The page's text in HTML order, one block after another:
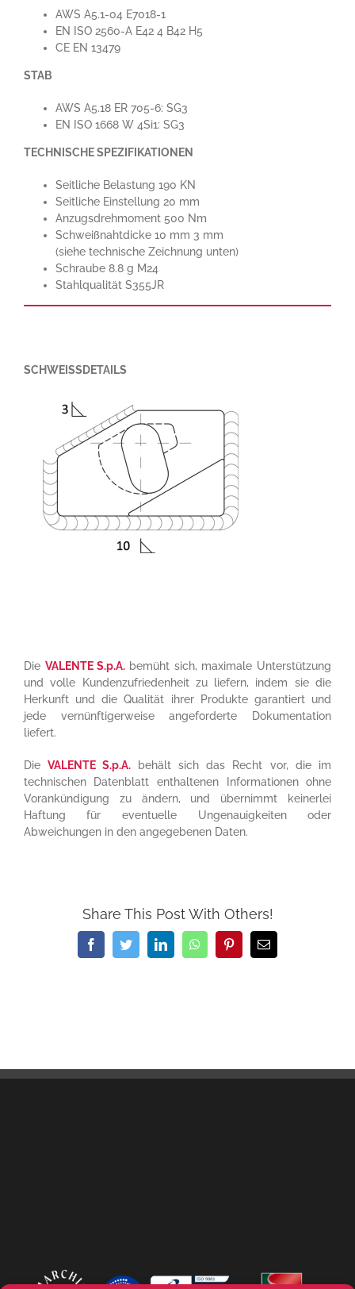
AWS A5.1-04 E7018-1
EN ISO 2560-A E42 4 B42 H5
CE EN 13479
STAB
AWS A5.18 ER 705-6: SG3
EN ISO 1668 W 4Si1: SG3
TECHNISCHE SPEZIFIKATIONEN
Seitliche Belastung 190 KN
Seitliche Einstellung 20 mm
Anzugsdrehmoment 500 Nm
Schweißnahtdicke 10 mm 3 mm
(siehe technische Zeichnung unten)
Schraube 8.8 g M24
Stahlqualität S355JR
SCHWEISSDETAILS
Die VALENTE S.p.A. bemüht sich, maximale Unterstützung
und volle Kundenzufriedenheit zu liefern, indem sie die
Herkunft und die Qualität ihrer Produkte garantiert und
jede vernünftigerweise angeforderte Dokumentation
liefert.
DieVALENTE S.p.A. behält sich das Recht vor, die im
technischen Datenblatt enthaltenen Informationen ohne
Vorankündigung zu ändern, und übernimmt keinerlei
Haftung für eventuelle Ungenauigkeiten oder
Abweichungen in den angegebenen Daten.
Share This Post With Others!
FacebookTwitterLinkedInWhatsAppPinterestEmail